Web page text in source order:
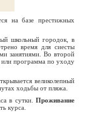
на базе престижных
школьный городок, в
время для сиесты
занятиями. Во второй
или программа по уходу
великолепный
ходьбы от пляжа.
в сутки. Проживание
курса.